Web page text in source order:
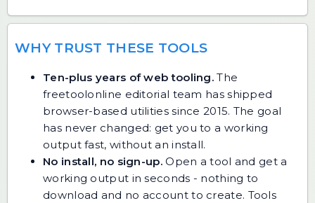
WHY TRUST THESE TOOLS
Ten-plus years of web tooling. The
freetoolonline editorial team has shipped
browser-based utilities since 2015. The goal
has never changed: get you to a working
output fast, without an install.
No install, no sign-up.Open a tool and get a
working output in seconds - nothing to
download and no account to create. Tools